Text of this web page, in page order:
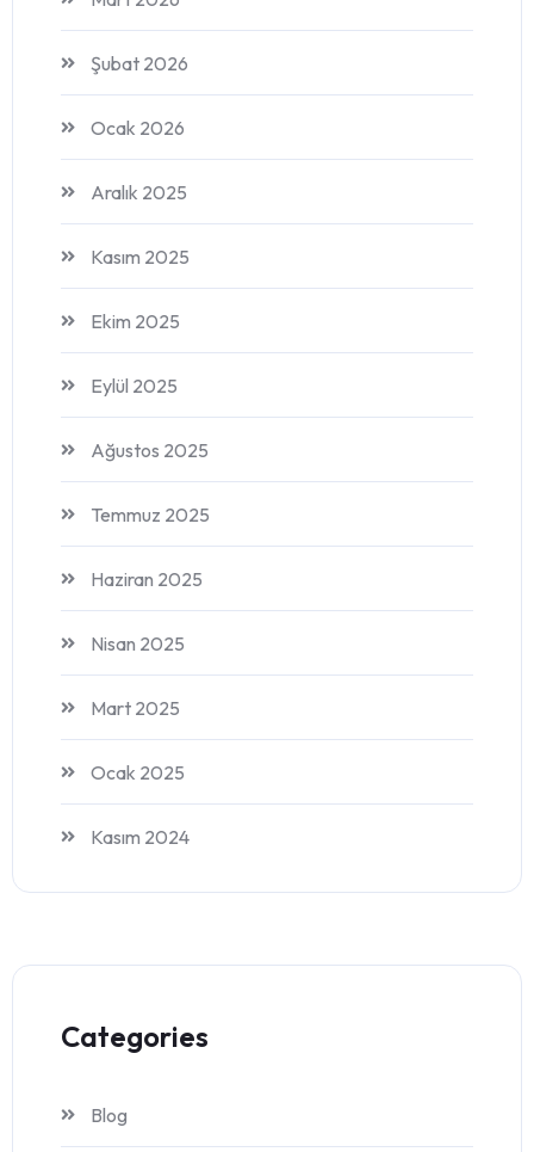
Şubat 2026
Ocak 2026
Aralık 2025
Kasım 2025
Ekim 2025
Eylül 2025
Ağustos 2025
Temmuz 2025
Haziran 2025
Nisan 2025
Mart 2025
Ocak 2025
Kasım 2024
Categories
Blog